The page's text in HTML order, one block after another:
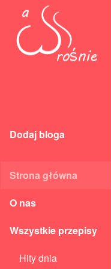
Dodaj bloga
Strona główna
O nas
Wszystkie przepisy
Hity dnia